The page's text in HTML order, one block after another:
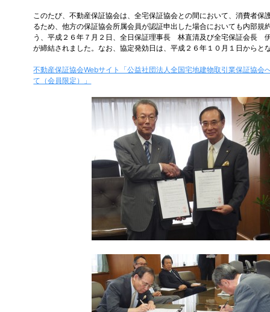
このたび、不動産保証協会は、全宅保証協会との間において、消費者保
るため、他方の保証協会所属会員が認証申出した場合においても内部規
う、平成２６年７月２日、全日保証理事長 林直清及び全宅保証会長
が締結されました。なお、協定発効日は、平成２６年１０月１日からと
不動産保証協会Webサイト「公益社団法人全国宅地建物取引業保証協会
て（会員限定）」